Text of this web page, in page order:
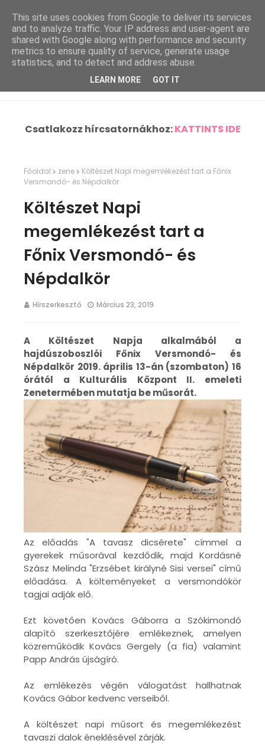
Csatlakozz hírcsatornákhoz:KATTINTS IDE
Főoldal zene
Költészet Napi megemlékezést tart a Főnix
Versmondó- és Népdalkör
Költészet Napi
megemlékezést tart a
Főnix Versmondó- és
Népdalkör
Hírszerkesztő Március 23, 2019
A Költészet Napja alkalmából a
hajdúszoboszlói Főnix Versmondó- és
Népdalkör 2019. április 13-án (szombaton) 16
órától a Kulturális Központ II. emeleti
Zenetermében mutatja be műsorát.
Az előadás "A tavasz dicsérete" címmel a
gyerekek műsorával kezdődik, majd Kordásné
Szász Melinda "Erzsébet királyné Sisi versei" című
előadása. A költeményeket a versmondókör
tagjai adják elő.
Ezt követően Kovács Gáborra a Szókimondó
alapító szerkesztőjére emlékeznek, amelyen
közreműködik Kovács Gergely (a fia) valamint
Papp András újságíró.
Az emlékezés végén válogatást hallhatnak
Kovács Gábor kedvenc verseiből.
A költészet napi műsort és megemlékezést
tavaszi dalok éneklésével zárják.
This site uses cookies from Google to deliver its services
and to analyze traffic. Your IP address and user-agent are
shared with Google along with performance and security
metrics to ensure quality of service, generate usage
statistics, and to detect and address abuse.
LEARN MORE GOT IT